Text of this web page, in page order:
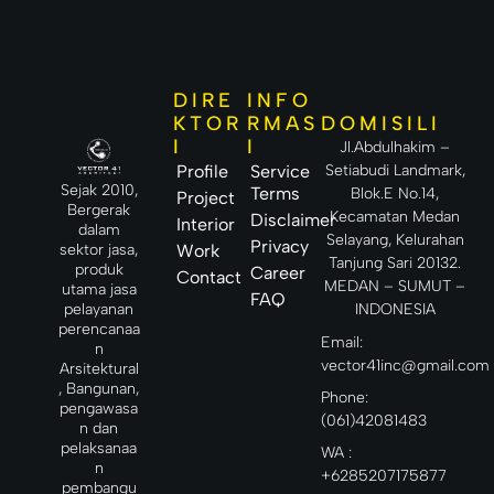
fasilitas
canggih
a
membu
penghu
ni
rumah
hidup
menarik
,
terorga
dan
Sejak 2010,
Bergerak
dalam
sektor jasa,
produk
utama jasa
pelayanan
perencanaa
n
Arsitektural
, Bangunan,
pengawasa
n dan
pelaksanaa
n
pembangu
DIRE
KTOR
I
Profile
Project
Interior
Work
Contact
INFO
RMAS
I
Service
Terms
Disclaimer
Privacy
Career
FAQ
DOMISILI
Jl.Abdulhakim –
Setiabudi Landmark,
Blok.E No.14,
Kecamatan Medan
Selayang, Kelurahan
Tanjung Sari 20132.
MEDAN – SUMUT –
INDONESIA
Email:
vector41inc@gmail.com
Phone:
(061)42081483
WA :
+6285207175877